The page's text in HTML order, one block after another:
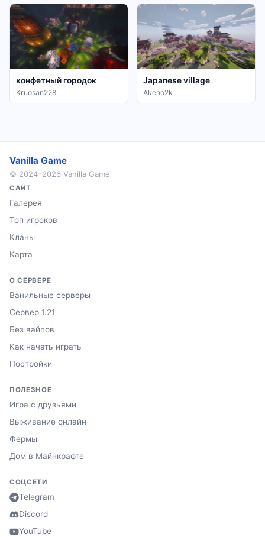
конфетный городок
Kruosan228
Japanese village
Akeno2k
Vanilla Game
© 2024–2026 Vanilla Game
САЙТ
Галерея
Топ игроков
Кланы
Карта
О СЕРВЕРЕ
Ванильные серверы
Сервер 1.21
Без вайпов
Как начать играть
Постройки
ПОЛЕЗНОЕ
Игра с друзьями
Выживание онлайн
Фермы
Дом в Майнкрафте
СОЦСЕТИ
Telegram
Discord
YouTube